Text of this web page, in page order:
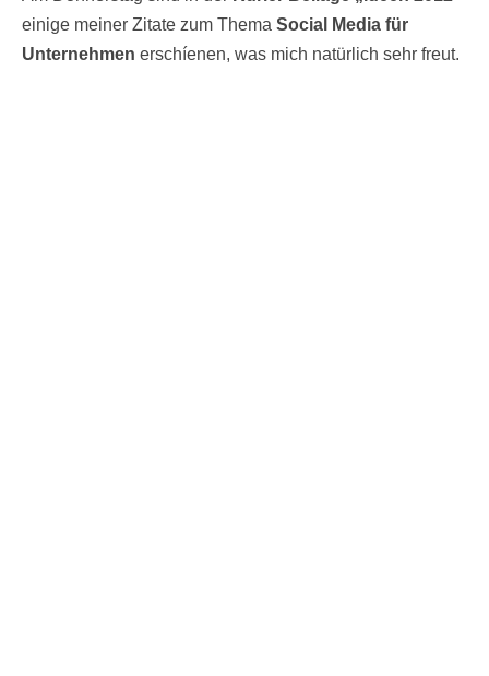
einige meiner Zitate zum Thema Social Media für
Unternehmen erschíenen, was mich natürlich sehr freut.